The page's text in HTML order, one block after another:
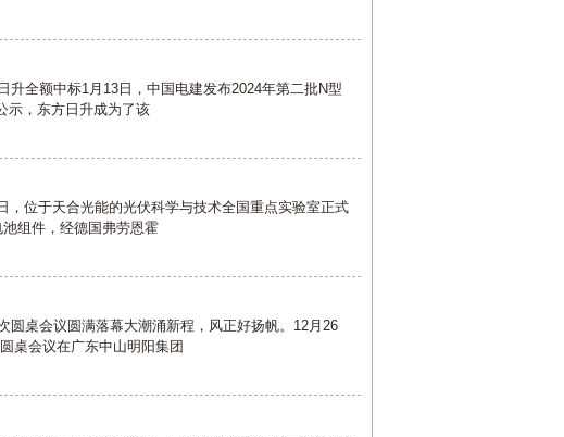
全额中标1月13日，中国电建发布2024年第二批N型
示，东方日升成为了该
，位于天合光能的光伏科学与技术全国重点实验室正式
组件，经德国‌弗劳恩霍
圆桌会议圆满落幕大潮涌新程，风正好扬帆。12月26
桌会议在广东中山明阳集团